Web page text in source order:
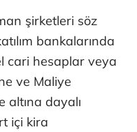
şirketleri söz
bankalarında
cari hesaplar veya
ve Maliye
altına dayalı
içi kira